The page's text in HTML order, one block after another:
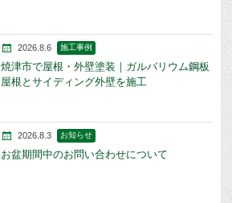
2026.8.6 施工事例
焼津市で屋根・外壁塗装｜ガルバリウム鋼板
屋根とサイディング外壁を施工
2026.8.3 お知らせ
お盆期間中のお問い合わせについて